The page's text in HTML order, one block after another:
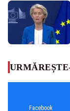
Facebook